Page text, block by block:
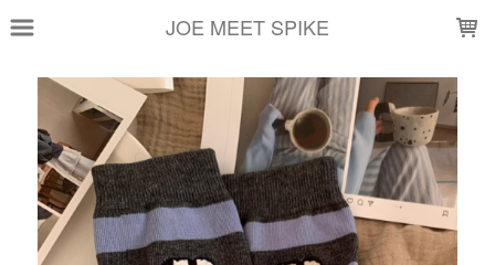
JOE MEET SPIKE